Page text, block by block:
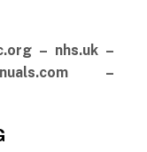
– nhs.uk –
–